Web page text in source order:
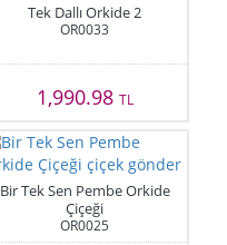
Tek Dallı Orkide 2
OR0033
1,990.98 TL
Bir Tek Sen Pembe Orkide
Çiçeği
OR0025